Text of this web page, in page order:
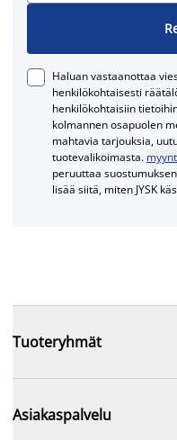
Haluan vastaanottaa
henkilökohtaisesti
henkilökohtaisiin
kolmannen osapuolen
mahtavia tarjouksia,
tuotevalikoimasta.
peruuttaa
lisää siitä, miten JYSK
Tuoteryhmät
Asiakaspalvelu